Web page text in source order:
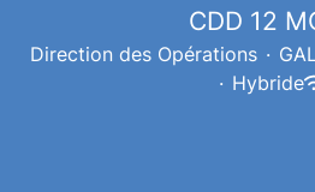
CDD 12
Direction des Opérations ·
· Hybride